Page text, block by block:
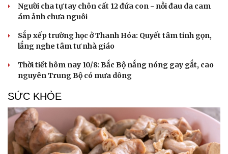
Người cha tự tay chôn cất 12 đứa con - nỗi đau da cam
ám ảnh chưa nguôi
Sắp xếp trường học ở Thanh Hóa: Quyết tâm tinh gọn,
lắng nghe tâm tư nhà giáo
Thời tiết hôm nay 10/8: Bắc Bộ nắng nóng gay gắt, cao
nguyên Trung Bộ có mưa dông
SỨC KHỎE